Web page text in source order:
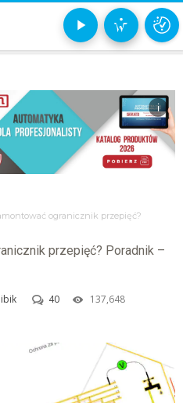
i
ogranicznik przepięć?
przepięć? Poradnik –
40 137,648